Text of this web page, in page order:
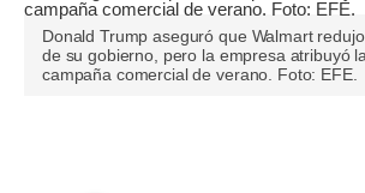
Pregunta de hoy
Blogs
Donald Trump aseguró que Walmart
de su gobierno, pero la empresa atribuyó
campaña comercial de verano. Foto: EFE.